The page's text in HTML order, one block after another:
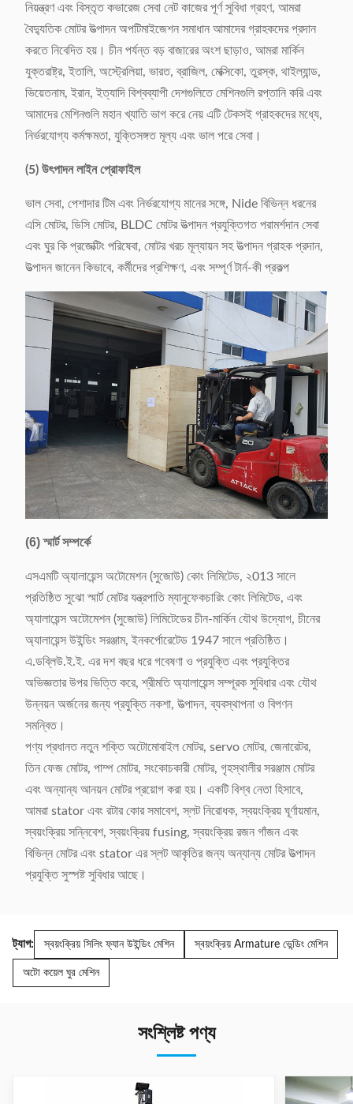
নিয়ন্ত্রণ এবং বিস্তৃত কভারেজ সেবা নেট কাজের পূর্ণ সুবিধা গ্রহণ, আমরা
বৈদ্যুতিক মোটর উত্পাদন অপটিমাইজেশন সমাধান আমাদের গ্রাহকদের প্রদান
করতে নিবেদিত হয়। চীন পর্যন্ত বড় বাজারের অংশ ছাড়াও, আমরা মার্কিন
যুক্তরাষ্ট্র, ইতালি, অস্ট্রেলিয়া, ভারত, ব্রাজিল, মেক্সিকো, তুরস্ক, থাইল্যান্ড,
ভিয়েতনাম, ইরান, ইত্যাদি বিশ্বব্যাপী দেশগুলিতে মেশিনগুলি রপ্তানি করি এবং
আমাদের মেশিনগুলি মহান খ্যাতি ভাগ করে নেয় এটি টেকসই গ্রাহকদের মধ্যে,
নির্ভরযোগ্য কর্মক্ষমতা, যুক্তিসঙ্গত মূল্য এবং ভাল পরে সেবা।
(5) উৎপাদন লাইন প্রোফাইল
ভাল সেবা, পেশাদার টিম এবং নির্ভরযোগ্য মানের সঙ্গে, Nide বিভিন্ন ধরনের
এসি মোটর, ডিসি মোটর, BLDC মোটর উত্পাদন প্রযুক্তিগত পরামর্শদান সেবা
এবং ঘুর কি প্রজেক্টিং পরিষেবা, মোটর খরচ মূল্যায়ন সহ উত্পাদন গ্রাহক প্রদান,
উত্পাদন জানেন কিভাবে, কর্মীদের প্রশিক্ষণ, এবং সম্পূর্ণ টার্ন-কী প্রকল্প
(6) স্মার্ট সম্পর্কে
এসএমটি অ্যালায়েন্স অটোমেশন (সুজোউ) কোং লিমিটেড, ২013 সালে
প্রতিষ্ঠিত সুঝো স্মার্ট মোটর যন্ত্রপাতি ম্যানুফেকচারিং কোং লিমিটেড, এবং
অ্যালায়েন্স অটোমেশন (সুজোউ) লিমিটেডের চীন-মার্কিন যৌথ উদ্যোগ, চীনের
অ্যালায়েন্স উইন্ডিং সরঞ্জাম, ইনকর্পোরেটেড 1947 সালে প্রতিষ্ঠিত।
এ.ডব্লিউ.ই.ই. এর দশ বছর ধরে গবেষণা ও প্রযুক্তি এবং প্রযুক্তির
অভিজ্ঞতার উপর ভিত্তি করে, শ্রীমতি অ্যালায়েন্স সম্পূরক সুবিধার এবং যৌথ
উন্নয়ন অর্জনের জন্য প্রযুক্তি নকশা, উত্পাদন, ব্যবস্থাপনা ও বিপণন
সমন্বিত।
পণ্য প্রধানত নতুন শক্তি অটোমোবাইল মোটর, servo মোটর, জেনারেটর,
তিন ফেজ মোটর, পাম্প মোটর, সংকোচকারী মোটর, গৃহস্থালীর সরঞ্জাম মোটর
এবং অন্যান্য আনয়ন মোটর প্রয়োগ করা হয়। একটি বিশ্ব নেতা হিসাবে,
আমরা stator এবং রটার কোর সমাবেশ, স্লট নিরোধক, স্বয়ংক্রিয় ঘূর্ণায়মান,
স্বয়ংক্রিয় সন্নিবেশ, স্বয়ংক্রিয় fusing, স্বয়ংক্রিয় রজন গাঁজন এবং
বিভিন্ন মোটর এবং stator এর স্লট আকৃতির জন্য অন্যান্য মোটর উত্পাদন
প্রযুক্তি সুস্পষ্ট সুবিধার আছে।
ট্যাগ: স্বয়ংক্রিয় সিলিং ফ্যান উইন্ডিং মেশিন স্বয়ংক্রিয় Armature ভেন্ডিং মেশিন
অটো কয়েল ঘুর মেশিন
সংশ্লিষ্ট পণ্য